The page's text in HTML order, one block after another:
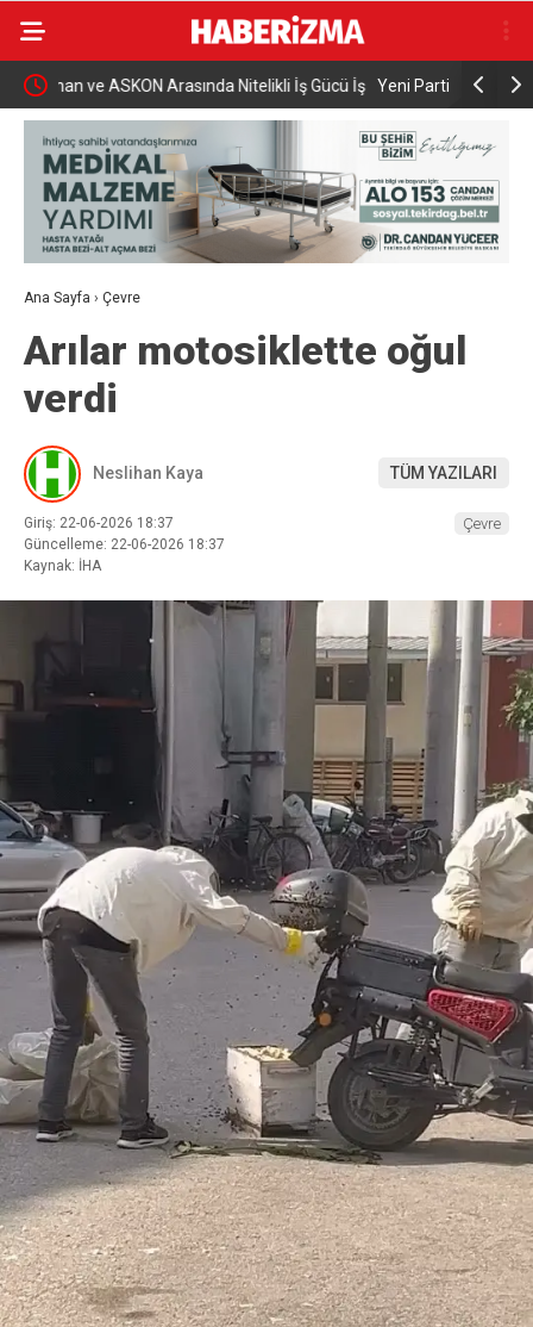
İş Yeni Parti’nin İnegöl’de Kurucu Başkanı Erkan
Dönmez Oldu.
Elektrikli
yaralandı
Ana Sayfa › Çevre
Arılar motosiklette oğul
verdi
Neslihan Kaya TÜM YAZILARI
Giriş: 22-06-2026 18:37
Güncelleme: 22-06-2026 18:37
Kaynak: İHA
Çevre